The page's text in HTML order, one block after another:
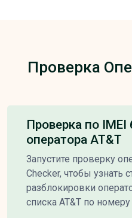
Проверка
Проверка по IMEI
оператора AT&T
Запустите проверку
Checker, чтобы узнать
разблокировки
списка AT&T по номеру